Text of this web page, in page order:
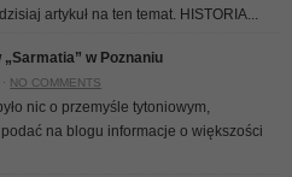
artykuł na ten temat. HISTORIA...
w Poznaniu
NO COMMENTS
nic o przemyśle tytoniowym,
na blogu informacje o większości